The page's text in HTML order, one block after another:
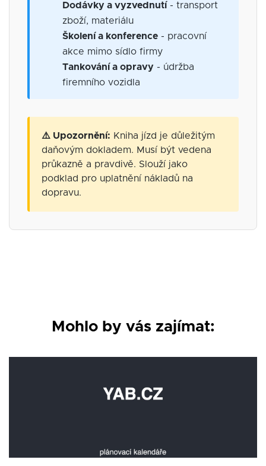
Dodávky a vyzvednutí - transport
zboží, materiálu
Školení a konference - pracovní
akce mimo sídlo firmy
Tankování a opravy - údržba
firemního vozidla
⚠️ Upozornění: Kniha jízd je důležitým
daňovým dokladem. Musí být vedena
průkazně a pravdivě. Slouží jako
podklad pro uplatnění nákladů na
dopravu.
Mohlo by vás zajímat: